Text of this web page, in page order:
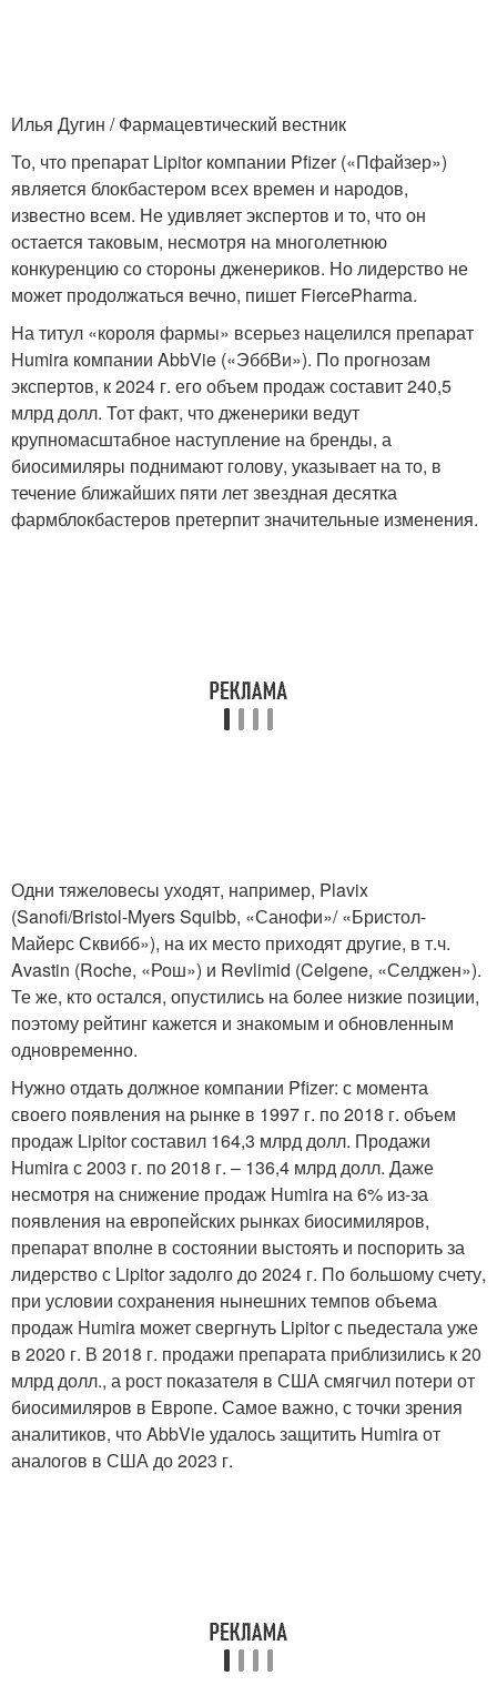
Илья Дугин / Фармацевтический вестник
То, что препарат Lipitor компании Pfizer («Пфайзер»)
является блокбастером всех времен и народов,
известно всем. Не удивляет экспертов и то, что он
остается таковым, несмотря на многолетнюю
конкуренцию со стороны дженериков. Но лидерство не
может продолжаться вечно, пишет FiercePharma.
На титул «короля фармы» всерьез нацелился препарат
Humira компании AbbVie («ЭббВи»). По прогнозам
экспертов, к 2024 г. его объем продаж составит 240,5
млрд долл. Тот факт, что дженерики ведут
крупномасштабное наступление на бренды, а
биосимиляры поднимают голову, указывает на то, в
течение ближайших пяти лет звездная десятка
фармблокбастеров претерпит значительные изменения.
Одни тяжеловесы уходят, например, Plavix
(Sanofi/Bristol-Myers Squibb, «Санофи»/ «Бристол-
Майерс Сквибб»), на их место приходят другие, в т.ч.
Avastin (Roche, «Рош») и Revlimid (Celgene, «Селджен»).
Те же, кто остался, опустились на более низкие позиции,
поэтому рейтинг кажется и знакомым и обновленным
одновременно.
Нужно отдать должное компании Pfizer: с момента
своего появления на рынке в 1997 г. по 2018 г. объем
продаж Lipitor составил 164,3 млрд долл. Продажи
Humira с 2003 г. по 2018 г. – 136,4 млрд долл. Даже
несмотря на снижение продаж Humira на 6% из-за
появления на европейских рынках биосимиляров,
препарат вполне в состоянии выстоять и поспорить за
лидерство с Lipitor задолго до 2024 г. По большому счету,
при условии сохранения нынешних темпов объема
продаж Humira может свергнуть Lipitor с пьедестала уже
в 2020 г. В 2018 г. продажи препарата приблизились к 20
млрд долл., а рост показателя в США смягчил потери от
биосимиляров в Европе. Самое важно, с точки зрения
аналитиков, что AbbVie удалось защитить Humira от
аналогов в США до 2023 г.